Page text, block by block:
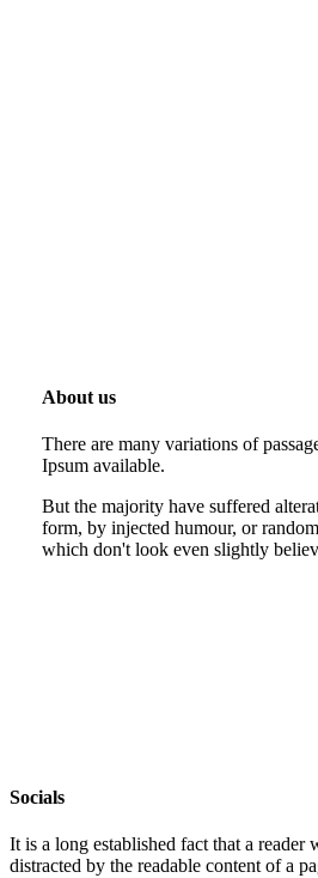
About us
There are many variations of
Ipsum available.
But the majority have suffered
form, by injected humour, or
which don't look even slightly
Socials
It is a long established fact that a reader
distracted by the readable content of a